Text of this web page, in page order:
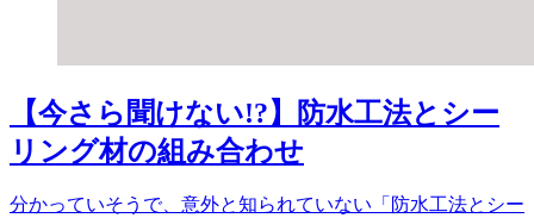
【今さら聞けない!?】防水工法とシー
リング材の組み合わせ
分かっていそうで、意外と知られていない「防水工法とシー